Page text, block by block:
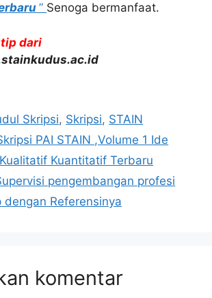
” Senoga bermanfaat.
dari
Skripsi, Skripsi, STAIN
PAI STAIN ,Volume 1 Ide
Kuantitatif Terbaru
pengembangan profesi
dengan Referensinya
komentar